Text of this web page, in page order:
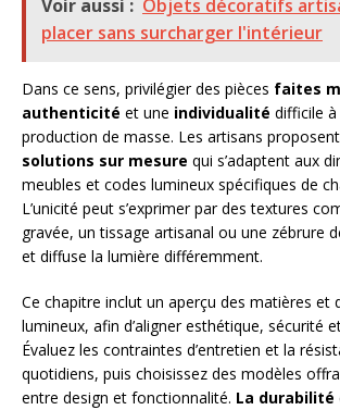
Voir aussi : Objets décoratifs
placer sans surcharger l'intérieur
Dans ce sens, privilégier des pièces faites
authenticité et une individualité difficile
production de masse. Les artisans
solutions sur mesure qui s’adaptent aux
meubles et codes lumineux spécifiques de
L’unicité peut s’exprimer par des textures
gravée, un tissage artisanal ou une zébrure
et diffuse la lumière différemment.
Ce chapitre inclut un aperçu des matières et
lumineux, afin d’aligner esthétique, sécurité
Évaluez les contraintes d’entretien et la
quotidiens, puis choisissez des modèles
entre design et fonctionnalité. La durabilité